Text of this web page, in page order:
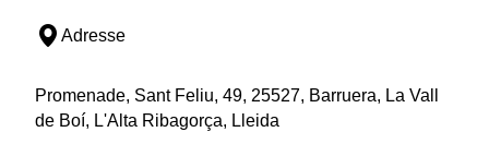
Adresse
Promenade, Sant Feliu, 49, 25527, Barruera, La Vall
de Boí, L'Alta Ribagorça, Lleida